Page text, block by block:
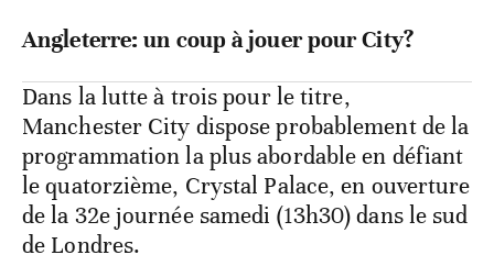
Angleterre: un coup à jouer pour City?
Dans la lutte à trois pour le titre,
Manchester City dispose probablement de la
programmation la plus abordable en défiant
le quatorzième, Crystal Palace, en ouverture
de la 32e journée samedi (13h30) dans le sud
de Londres.